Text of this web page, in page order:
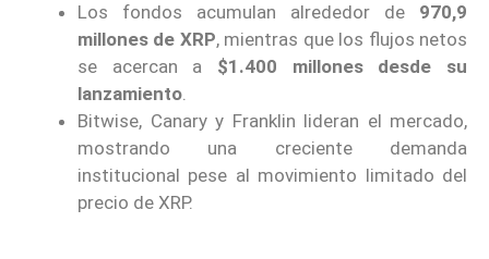
Los fondos acumulan alrededor de 970,9
millones de XRP, mientras que los flujos netos
se acercan a $1.400 millones desde su
lanzamiento.
Bitwise, Canary y Franklin lideran el mercado,
mostrando una creciente demanda
institucional pese al movimiento limitado del
precio de XRP.